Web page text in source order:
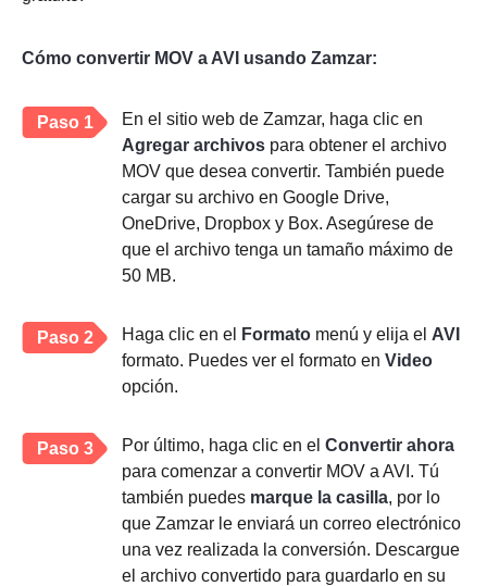
Cómo convertir MOV a AVI usando Zamzar:
Paso 1
En el sitio web de Zamzar, haga clic en
Agregar archivos para obtener el archivo
MOV que desea convertir. También puede
cargar su archivo en Google Drive,
OneDrive, Dropbox y Box. Asegúrese de
que el archivo tenga un tamaño máximo de
50 MB.
Paso 2 Haga clic en el Formato menú y elija el AVI
formato. Puedes ver el formato en Video
opción.
Paso 3 Por último, haga clic en el Convertir ahora
para comenzar a convertir MOV a AVI. Tú
también puedes marque la casilla, por lo
que Zamzar le enviará un correo electrónico
una vez realizada la conversión. Descargue
el archivo convertido para guardarlo en su